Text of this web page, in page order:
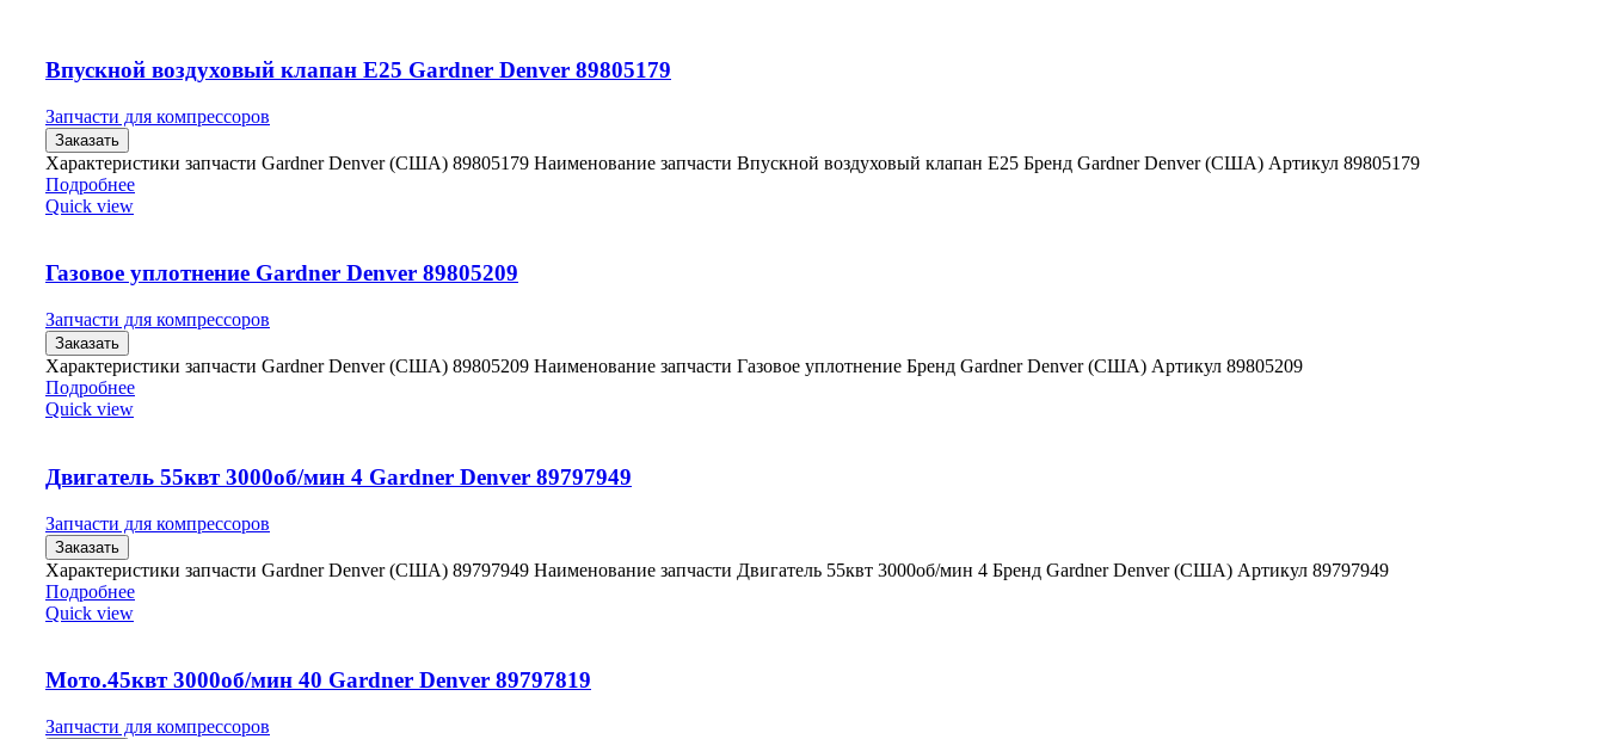
Впускной воздуховый клапан E25 Gardner Denver 89805179
Запчасти для компрессоров
Заказать
Характеристики запчасти Gardner Denver (США) 89805179 Наименование запчасти Впускной воздуховый клапан E25 Бренд Gardner Denver (США) Артикул 89805179
Подробнее
Quick view
Газовое уплотнение Gardner Denver 89805209
Запчасти для компрессоров
Заказать
Характеристики запчасти Gardner Denver (США) 89805209 Наименование запчасти Газовое уплотнение Бренд Gardner Denver (США) Артикул 89805209
Подробнее
Quick view
Двигатель 55квт 3000об/мин 4 Gardner Denver 89797949
Запчасти для компрессоров
Заказать
Характеристики запчасти Gardner Denver (США) 89797949 Наименование запчасти Двигатель 55квт 3000об/мин 4 Бренд Gardner Denver (США) Артикул 89797949
Подробнее
Quick view
Мото.45квт 3000об/мин 40 Gardner Denver 89797819
Запчасти для компрессоров